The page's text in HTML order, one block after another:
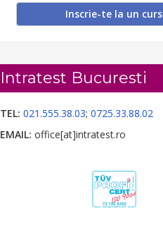
Inscrie-te la un curs
Intratest Bucuresti
TEL: 021.555.38.03; 0725.33.88.02
EMAIL: office[at]intratest.ro